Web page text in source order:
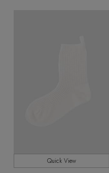
Quick View